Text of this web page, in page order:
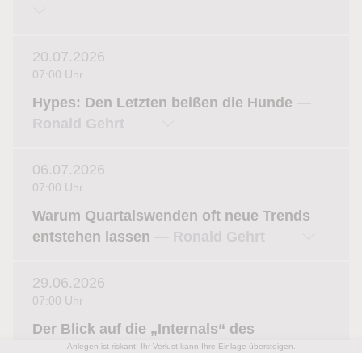
20.07.2026
07:00 Uhr
Hypes: Den Letzten beißen die Hunde —
Ronald Gehrt
06.07.2026
07:00 Uhr
Warum Quartalswenden oft neue Trends
entstehen lassen — Ronald Gehrt
29.06.2026
07:00 Uhr
Der Blick auf die „Internals“ des
Anlegen ist riskant. Ihr Verlust kann Ihre Einlage übersteigen.